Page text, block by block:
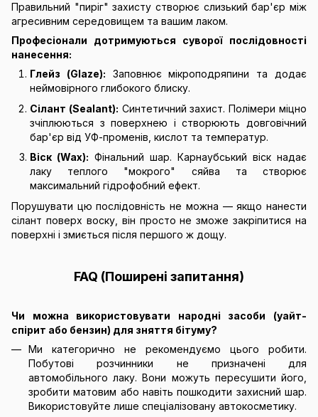
Правильний "пиріг" захисту створює слизький бар'єр між
агресивним середовищем та вашим лаком.
Професіонали дотримуються суворої послідовності
нанесення:
Глейз (Glaze): Заповнює мікроподряпини та додає
неймовірного глибокого блиску.
Сілант (Sealant): Синтетичний захист. Полімери міцно
зчіплюються з поверхнею і створюють довговічний
бар'єр від УФ-променів, кислот та температур.
Віск (Wax): Фінальний шар. Карнаубський віск надає
лаку теплого "мокрого" сяйва та створює
максимальний гідрофобний ефект.
Порушувати цю послідовність не можна — якщо нанести
сілант поверх воску, він просто не зможе закріпитися на
поверхні і змиється після першого ж дощу.
FAQ (Поширені запитання)
Чи можна використовувати народні засоби (уайт-
спірит або бензин) для зняття бітуму?
Ми категорично не рекомендуємо цього робити.
Побутові розчинники не призначені для
автомобільного лаку. Вони можуть пересушити його,
зробити матовим або навіть пошкодити захисний шар.
Використовуйте лише спеціалізовану автокосметику.